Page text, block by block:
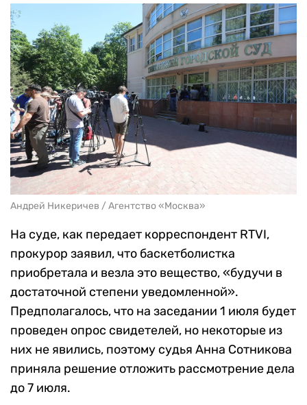
Андрей Никеричев / Агентство «Москва»
На суде, как передает корреспондент RTVI,
прокурор заявил, что баскетболистка
приобретала и везла это вещество, «будучи в
достаточной степени уведомленной».
Предполагалось, что на заседании 1 июля будет
проведен опрос свидетелей, но некоторые из
них не явились, поэтому судья Анна Сотникова
приняла решение отложить рассмотрение дела
до 7 июля.